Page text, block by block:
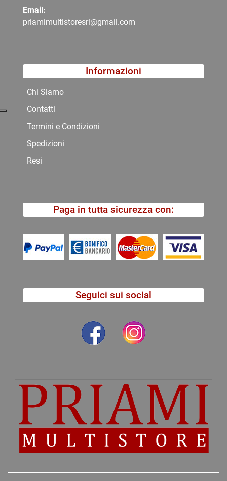
Email:
priamimultistoresrl@gmail.com
Informazioni
Chi Siamo
Contatti
Termini e Condizioni
Spedizioni
Resi
Paga in tutta sicurezza con:
Seguici sui social